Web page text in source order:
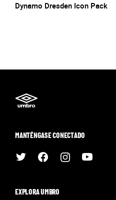
Dynamo Dresden Icon Pack
MANTÉNGASE CONECTADO
EXPLORA UMBRO